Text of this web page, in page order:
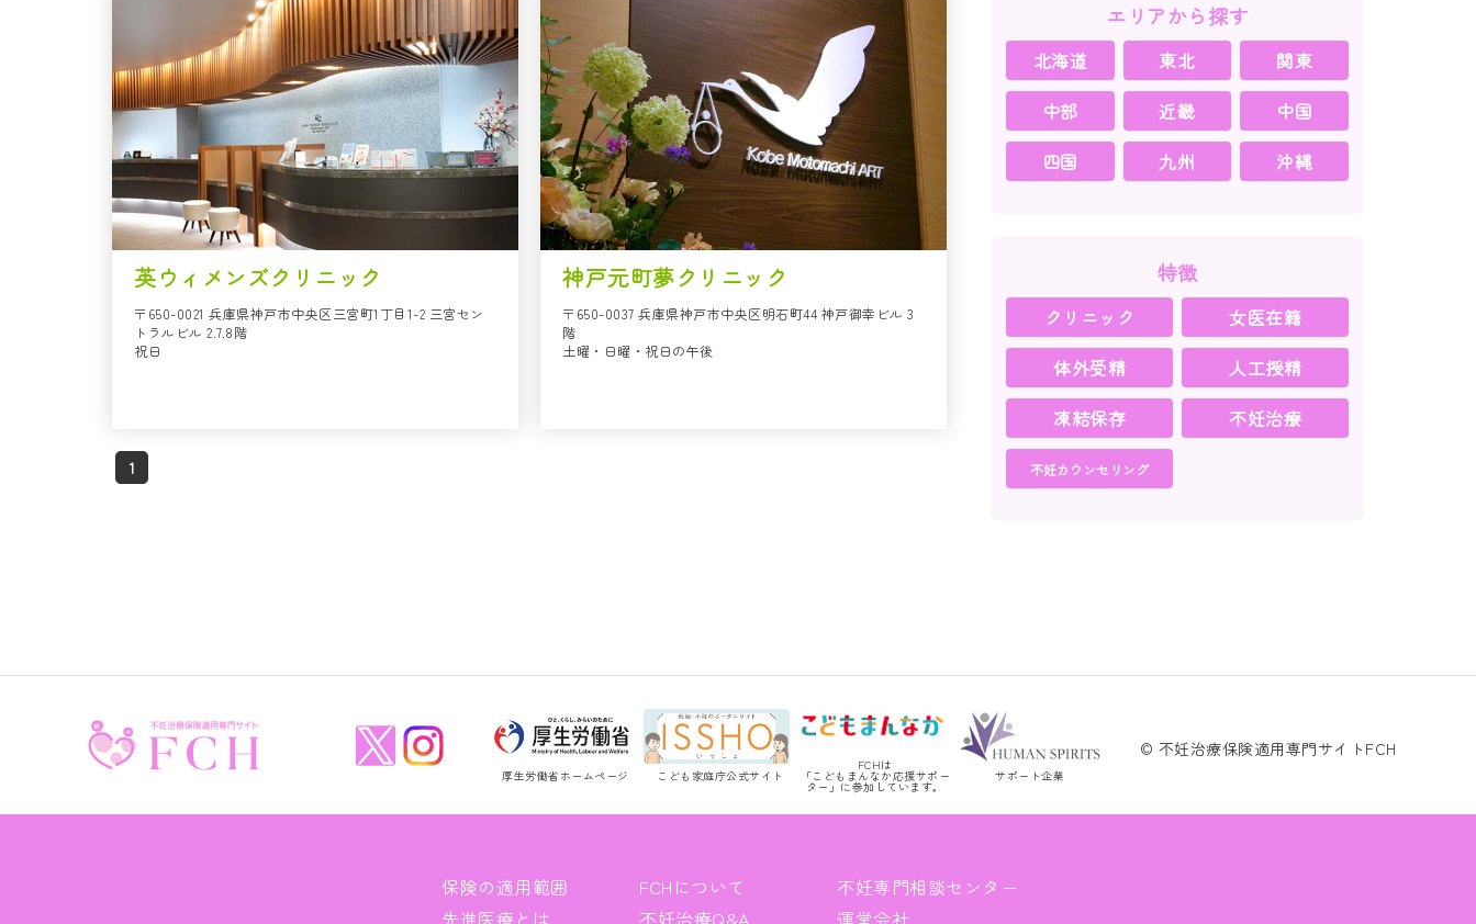
英ウィメンズクリニック
〒650-0021 兵庫県神戸市中央区三宮町1丁目1-2 三宮セン
トラルビル 2.7.8階
祝日
神戸元町夢クリニック
〒650-0037 兵庫県神戸市中央区明石町44 神戸御幸ビル 3
階
土曜・日曜・祝日の午後
1
エリアから探す
北海道 東北
関東
中部
近畿
中国
四国
九州 沖縄
特徴
クリニック
女医在籍
体外受精
人工授精
凍結保存
不妊治療
不妊カウンセリング
厚生労働省ホームページ こども家庭庁公式サイト
FCHは
「こどもまんなか応援サポー
ター」に参加しています。
サポート企業
© 不妊治療保険適用専門サイトFCH
保険の適用範囲
先進医療とは
FCHについて
不妊治療Q&A
不妊専門相談センター
運営会社